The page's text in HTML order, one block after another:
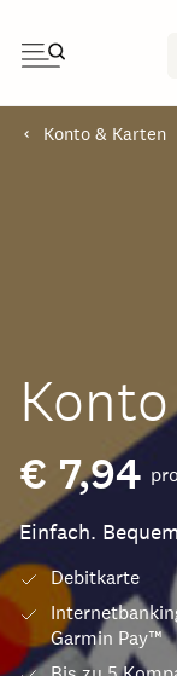
Konto & Karten
€ 7,94
Einfach.
Debitkarte
Garmin Pay™